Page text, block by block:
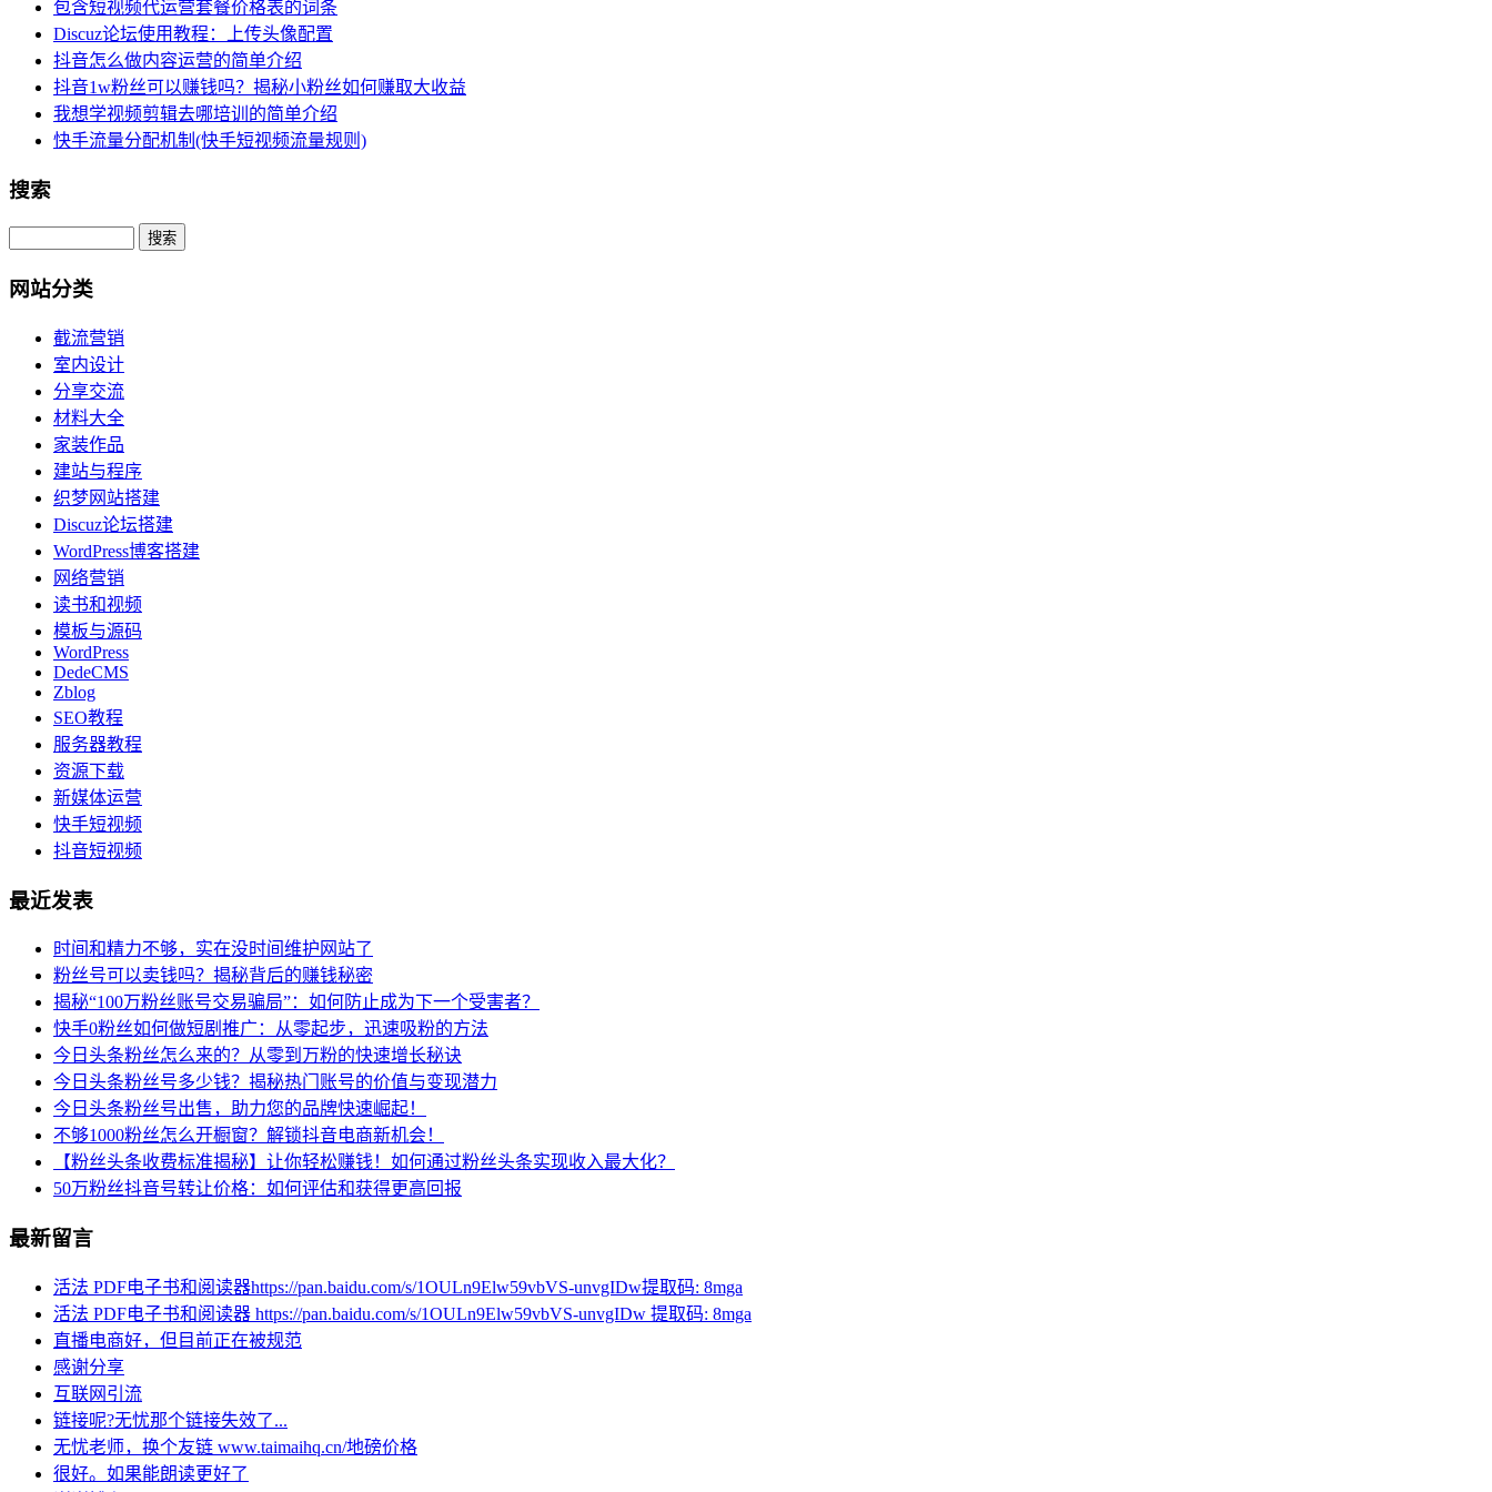
包含短视频代运营套餐价格表的词条
Discuz论坛使用教程：上传头像配置
抖音怎么做内容运营的简单介绍
抖音1w粉丝可以赚钱吗？揭秘小粉丝如何赚取大收益
我想学视频剪辑去哪培训的简单介绍
快手流量分配机制(快手短视频流量规则)
搜索
网站分类
截流营销
室内设计
分享交流
材料大全
家装作品
建站与程序
织梦网站搭建
Discuz论坛搭建
WordPress博客搭建
网络营销
读书和视频
模板与源码
WordPress
DedeCMS
Zblog
SEO教程
服务器教程
资源下载
新媒体运营
快手短视频
抖音短视频
最近发表
时间和精力不够，实在没时间维护网站了
粉丝号可以卖钱吗？揭秘背后的赚钱秘密
揭秘“100万粉丝账号交易骗局”：如何防止成为下一个受害者？
快手0粉丝如何做短剧推广：从零起步，迅速吸粉的方法
今日头条粉丝怎么来的？从零到万粉的快速增长秘诀
今日头条粉丝号多少钱？揭秘热门账号的价值与变现潜力
今日头条粉丝号出售，助力您的品牌快速崛起！
不够1000粉丝怎么开橱窗？解锁抖音电商新机会！
【粉丝头条收费标准揭秘】让你轻松赚钱！如何通过粉丝头条实现收入最大化？
50万粉丝抖音号转让价格：如何评估和获得更高回报
最新留言
活法 PDF电子书和阅读器https://pan.baidu.com/s/1OULn9Elw59vbVS-unvgIDw提取码: 8mga
活法 PDF电子书和阅读器 https://pan.baidu.com/s/1OULn9Elw59vbVS-unvgIDw 提取码: 8mga
直播电商好，但目前正在被规范
感谢分享
互联网引流
链接呢?无忧那个链接失效了...
无忧老师，换个友链 www.taimaihq.cn/地磅价格
很好。如果能朗读更好了